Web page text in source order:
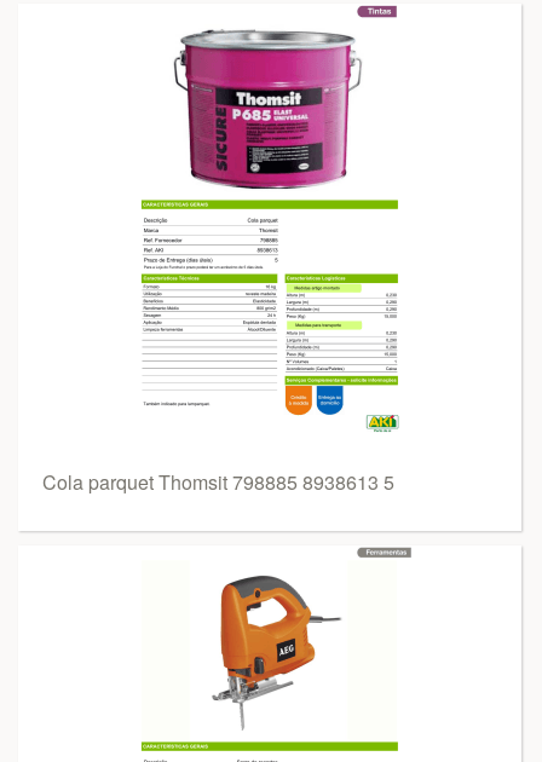
Cola parquet Thomsit 798885 8938613 5